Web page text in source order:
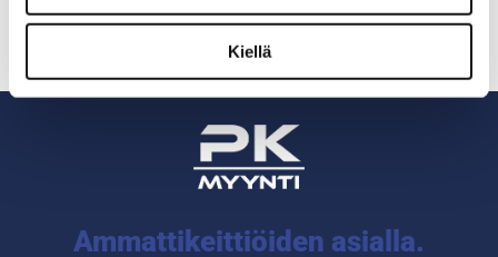
Kiellä
Ammattikeittiöiden asialla.